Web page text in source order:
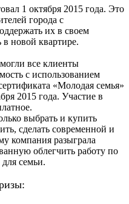
1 октября 2015 года. Это
города с
их в своем
новой квартире.
все клиенты
с использованием
«Молодая семья»
2015 года. Участие в
выбрать и купить
сделать современной и
компания разыграла
облегчить работу по
семьи.